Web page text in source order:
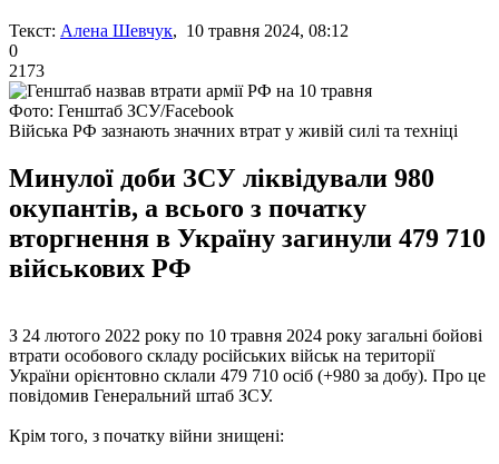
Текст: Алена Шевчук, 10 травня 2024, 08:12
0
2173
Фото: Генштаб ЗСУ/Facebook
Війська РФ зазнають значних втрат у живій силі та техніці
Минулої доби ЗСУ ліквідували 980
окупантів, а всього з початку
вторгнення в Україну загинули 479 710
військових РФ
З 24 лютого 2022 року по 10 травня 2024 року загальні бойові
втрати особового складу російських військ на території
України орієнтовно склали 479 710 осіб (+980 за добу). Про це
повідомив Генеральний штаб ЗСУ.
Крім того, з початку війни знищені: